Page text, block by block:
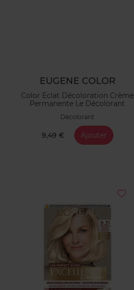
EUGENE COLOR
Color Eclat Décoloration Crème
Permanente Le Décolorant
Décolorant
9,49 € Ajouter